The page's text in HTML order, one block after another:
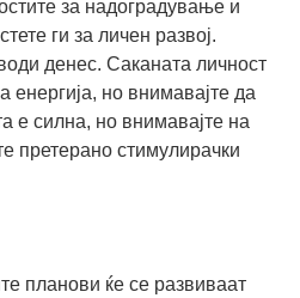
за надоградување и
ги за личен развој.
денес. Саканата личност
енергија, но внимавајте да
е силна, но внимавајте на
претерано стимулирачки
планови ќе се развиваат